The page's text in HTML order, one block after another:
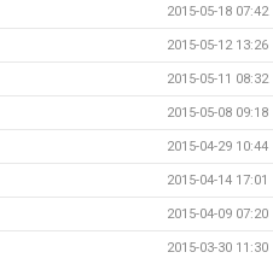
2015-05-18 07:42
2015-05-12 13:26
2015-05-11 08:32
2015-05-08 09:18
2015-04-29 10:44
2015-04-14 17:01
2015-04-09 07:20
2015-03-30 11:30